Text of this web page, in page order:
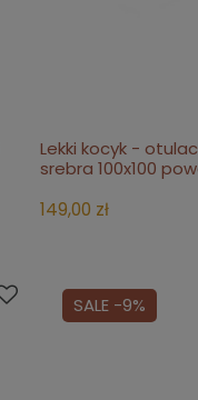
Lekki kocyk -
srebra 100x100
149,00 zł
SALE -9%